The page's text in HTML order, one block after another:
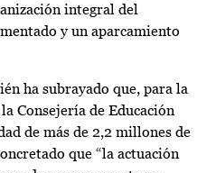
integral del
y un aparcamiento
ha subrayado que, para la
Consejería de Educación
de más de 2,2 millones de
que “la actuación